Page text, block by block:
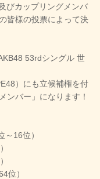
びカップリングメンバ
皆様の投票によって決
53rdシングル 世
）にも立候補権を付
ンバー」になります！
16位）
位）